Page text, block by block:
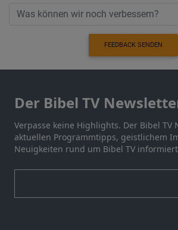
FEEDBACK SENDEN
Der Bibel TV
Verpasse keine Highlights. Der Bibel TV
aktuellen Programmtipps, geistlichem
Neuigkeiten rund um Bibel TV